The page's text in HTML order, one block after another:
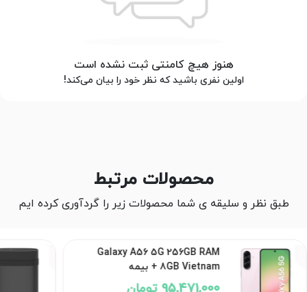
هنوز هیچ کامنتی ثبت نشده است
اولین نفری باشید که نظر خود را بیان می‌کند!
محصولات مرتبط
طبق نظر و سلیقه ی شما محصولات زیر را گردآوری کرده ایم
Galaxy A56 5G 256GB RAM
8GB Vietnam + بیمه